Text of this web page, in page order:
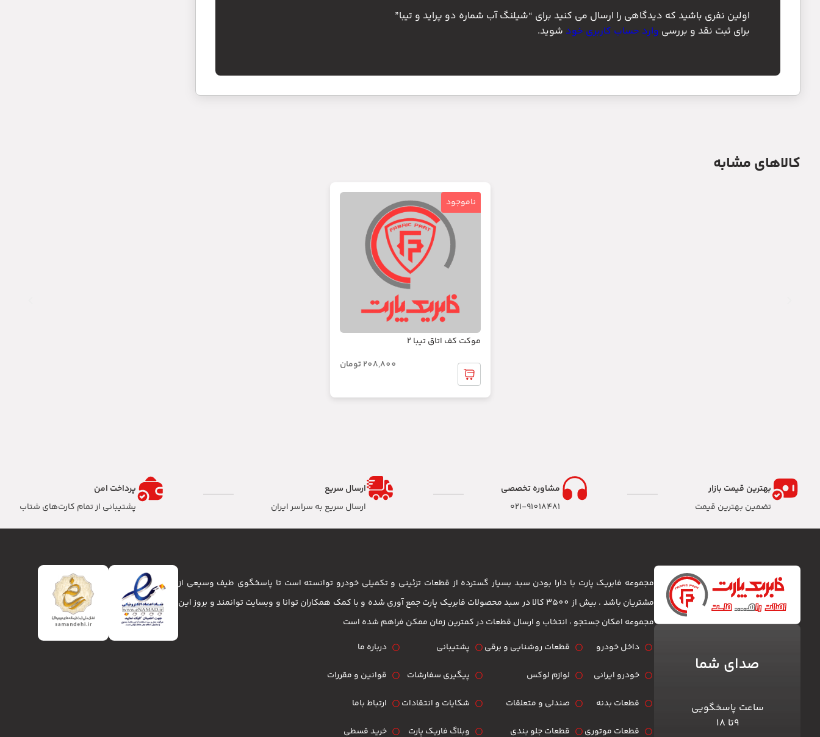
اولین نفری باشید که دیدگاهی را ارسال می کنید برای “شیلنگ آب شماره دو پراید و تیبا”
برای ثبت نقد و بررسی وارد حساب کاربری خود شوید.
کالاهای مشابه
ناموجود
موکت کف اتاق تیبا 2
208,800 تومان
بهترین قیمت بازار
تضمین بهترین قیمت
مشاوره تخصصی
۰۲۱-91018481
ارسال سریع
ارسال سریع به سراسر ایران
پرداخت امن
پشتیبانی از تمام کارت‌های شتاب
صدای شما
ساعت پاسخگویی
۹تا ۱۸
مجموعه فابریک پارت با دارا بودن سبد بسیار گسترده از قطعات تزئینی و تکمیلی خودرو توانسته است تا پاسخگوی طیف وسیعی از
مشتریان باشد . بیش از 3500 کالا در سبد محصولات فابریک پارت جمع آوری شده و با کمک همکاران توانا و وبسایت توانمند و بروز این
مجموعه امکان جستجو ، انتخاب و ارسال قطعات در کمترین زمان ممکن فراهم شده است
داخل خودرو
خودرو ایرانی
قطعات بدنه
قطعات موتوری
قطعات روشنایی و برقی
لوازم لوکس
صندلی و متعلقات
قطعات جلو بندی
پشتیبانی
پیگیری سفارشات
شکایات و انتقادات
وبلاگ فاریک پارت
درباره ما
قوانین و مقررات
ارتباط باما
خرید قسطی